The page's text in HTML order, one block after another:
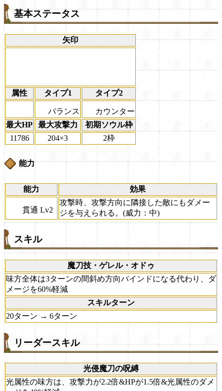
基本ステータス
矢印
属性 タイプ1 タイプ2
バランス
カウンター
最大HP
最大攻撃力
初期ソウル枠
11786
204×3 2枠
能力
能力 効果
貫通 Lv2
攻撃時、攻撃方向に隣接した敵にもダメー
ジを与えられる。(威力：中)
スキル
魔刀技・ゲレル・オドゥ
味方全体は3ターンの間斜め方向バインドになる代わり、ダ
メージを60%軽減
スキルターン
20ターン → 6ターン
リーダースキル
光侵魔刀の呪縛
光属性の味方は、攻撃力が2.2倍&HPが1.5倍&光属性のダメ